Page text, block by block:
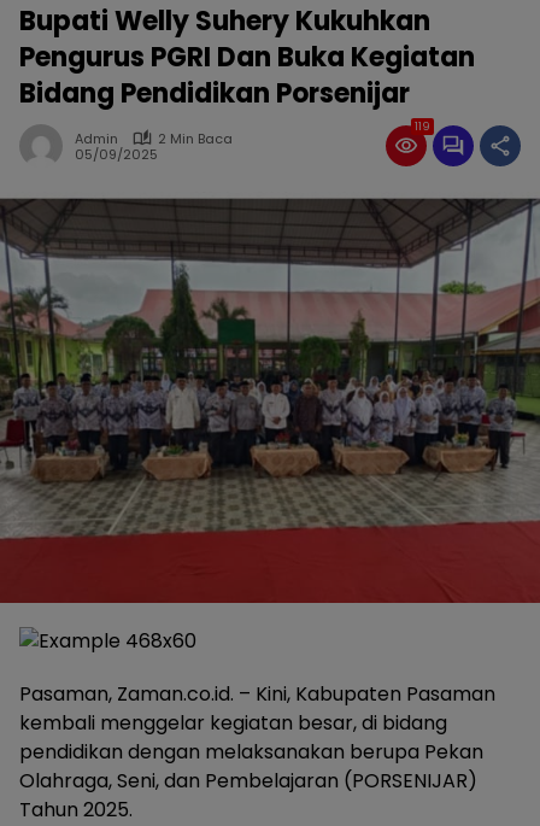
Bupati Welly Suhery Kukuhkan
Pengurus PGRI Dan Buka Kegiatan
Bidang Pendidikan Porsenijar
Admin
2 Min Baca
05/09/2025
119
Pasaman, Zaman.co.id. – Kini, Kabupaten Pasaman
kembali menggelar kegiatan besar, di bidang
pendidikan dengan melaksanakan berupa Pekan
Olahraga, Seni, dan Pembelajaran (PORSENIJAR)
Tahun 2025.